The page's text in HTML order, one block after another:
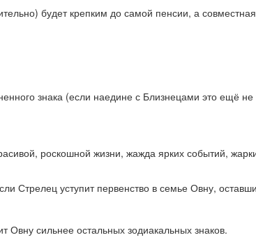
будет крепким до самой пенсии, а
знака (если наедине с Близнецами это
роскошной жизни, жажда ярких событий,
Стрелец уступит первенство в семье Овну,
Овну сильнее остальных зодиакальных знаков.